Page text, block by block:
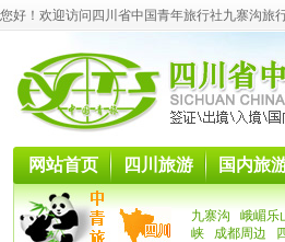
您好！欢迎访问四川省中国青年旅行社九寨沟旅
网站首页 四川旅游 国内旅
九寨沟 峨嵋乐
峡
成都周边